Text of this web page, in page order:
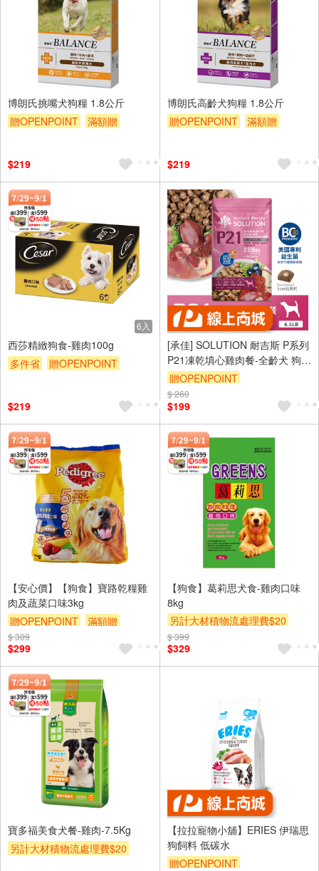
博朗氏挑嘴犬狗糧 1.8公斤
贈OPENPOINT
滿額贈
$219
博朗氏高齡犬狗糧 1.8公斤
贈OPENPOINT
滿額贈
$219
6入
西莎精緻狗食-雞肉100g
多件省
贈OPENPOINT
$219
[承佳] SOLUTION 耐吉斯 P系列
P21凍乾填心雞肉餐-全齡犬 狗凍
乾 狗飼料 犬凍乾 犬飼料 全年齡
適用 350g
贈OPENPOINT
$ 260
$199
【安心價】【狗食】寶路乾糧雞
肉及蔬菜口味3kg
贈OPENPOINT
滿額贈
贈$200
$ 309
$299
【狗食】葛莉思犬食-雞肉口味
8kg
另計大材積物流處理費$20
贈OPENPOINT
贈$200
$ 399
$329
寶多福美食犬餐-雞肉-7.5Kg
另計大材積物流處理費$20
【拉拉寵物小舖】ERIES 伊瑞思
狗飼料 低碳水
贈OPENPOINT